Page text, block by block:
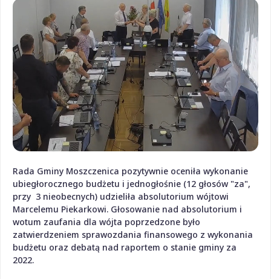
Rada Gminy Moszczenica pozytywnie oceniła wykonanie
ubiegłorocznego budżetu i jednogłośnie (12 głosów "za",
przy 3 nieobecnych) udzieliła absolutorium wójtowi
Marcelemu Piekarkowi. Głosowanie nad absolutorium i
wotum zaufania dla wójta poprzedzone było
zatwierdzeniem sprawozdania finansowego z wykonania
budżetu oraz debatą nad raportem o stanie gminy za
2022.